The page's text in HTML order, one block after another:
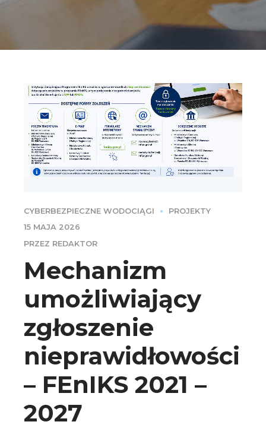
CYBERBEZPIECZNE WODOCIĄGI
PROJEKTY
15 MAJA 2026
PRZEZ REDAKTOR
Mechanizm
umożliwiający
zgłoszenie
nieprawidłowości
– FEnIKS 2021 –
2027